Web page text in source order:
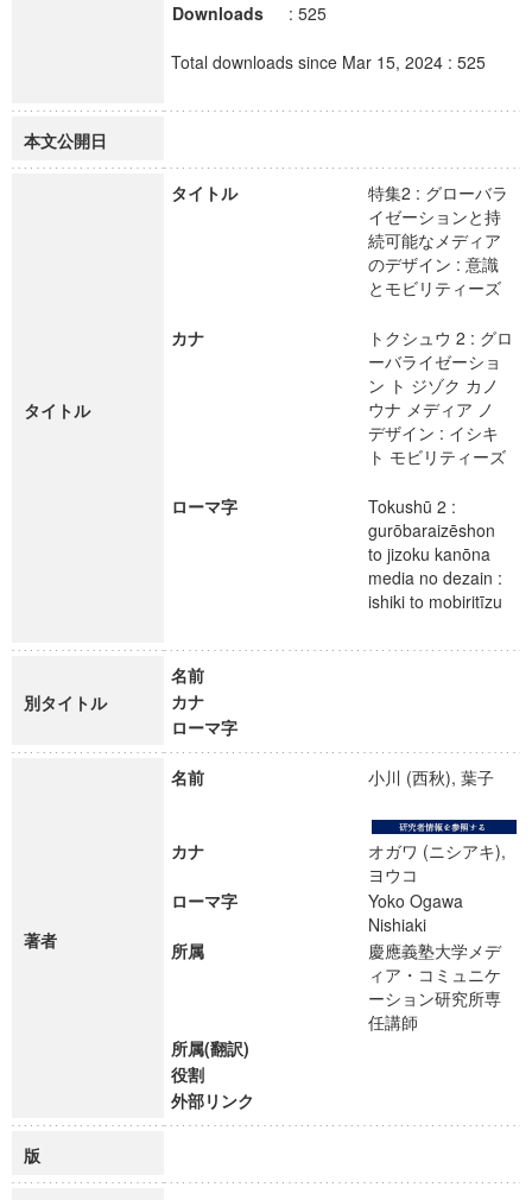
Downloads
: 525
Total downloads since Mar 15, 2024 : 525
本文公開日
タイトル
タイトル
特集2 : グローバラ
イゼーションと持
続可能なメディア
のデザイン : 意識
とモビリティーズ
カナ
トクシュウ 2 : グロ
ーバライゼーショ
ン ト ジゾク カノ
ウナ メディア ノ
デザイン : イシキ
ト モビリティーズ
ローマ字
Tokushū 2 :
gurōbaraizēshon
to jizoku kanōna
media no dezain :
ishiki to mobiritīzu
別タイトル
名前
カナ
ローマ字
著者
名前 小川 (西秋), 葉子
カナ
オガワ (ニシアキ),
ヨウコ
ローマ字
Yoko Ogawa
Nishiaki
所属
慶應義塾大学メデ
ィア・コミュニケ
ーション研究所専
任講師
所属(翻訳)
役割
外部リンク
版